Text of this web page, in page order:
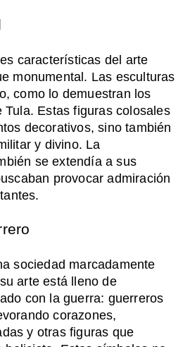
características del arte
monumental. Las esculturas
como lo demuestran los
Tula. Estas figuras colosales
decorativos, sino también
y divino. La
se extendía a sus
provocar admiración
sociedad marcadamente
arte está lleno de
con la guerra: guerreros
corazones,
y otras figuras que